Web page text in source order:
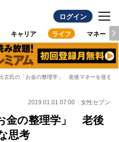
ログイン
キャリア ライフ マネー
古氏の「お金の整理学」 老後マネーを巡る新
2019.01.01 07:00 女性セブン
金の整理学」 老後
思考